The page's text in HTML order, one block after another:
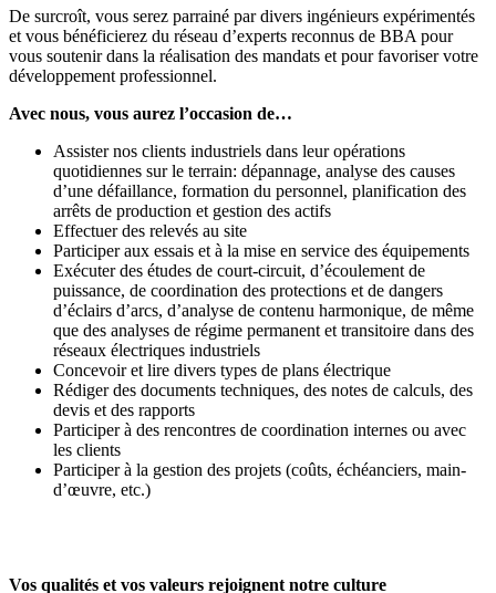
De surcroît, vous serez parrainé par divers ingénieurs expérimentés
et vous bénéficierez du réseau d’experts reconnus de BBA pour
vous soutenir dans la réalisation des mandats et pour favoriser votre
développement professionnel.
Avec nous, vous aurez l’occasion de…
Assister nos clients industriels dans leur opérations
quotidiennes sur le terrain: dépannage, analyse des causes
d’une défaillance, formation du personnel, planification des
arrêts de production et gestion des actifs
Effectuer des relevés au site
Participer aux essais et à la mise en service des équipements
Exécuter des études de court-circuit, d’écoulement de
puissance, de coordination des protections et de dangers
d’éclairs d’arcs, d’analyse de contenu harmonique, de même
que des analyses de régime permanent et transitoire dans des
réseaux électriques industriels
Concevoir et lire divers types de plans électrique
Rédiger des documents techniques, des notes de calculs, des
devis et des rapports
Participer à des rencontres de coordination internes ou avec
les clients
Participer à la gestion des projets (coûts, échéanciers, main-
d’œuvre, etc.)
Vos qualités et vos valeurs rejoignent notre culture